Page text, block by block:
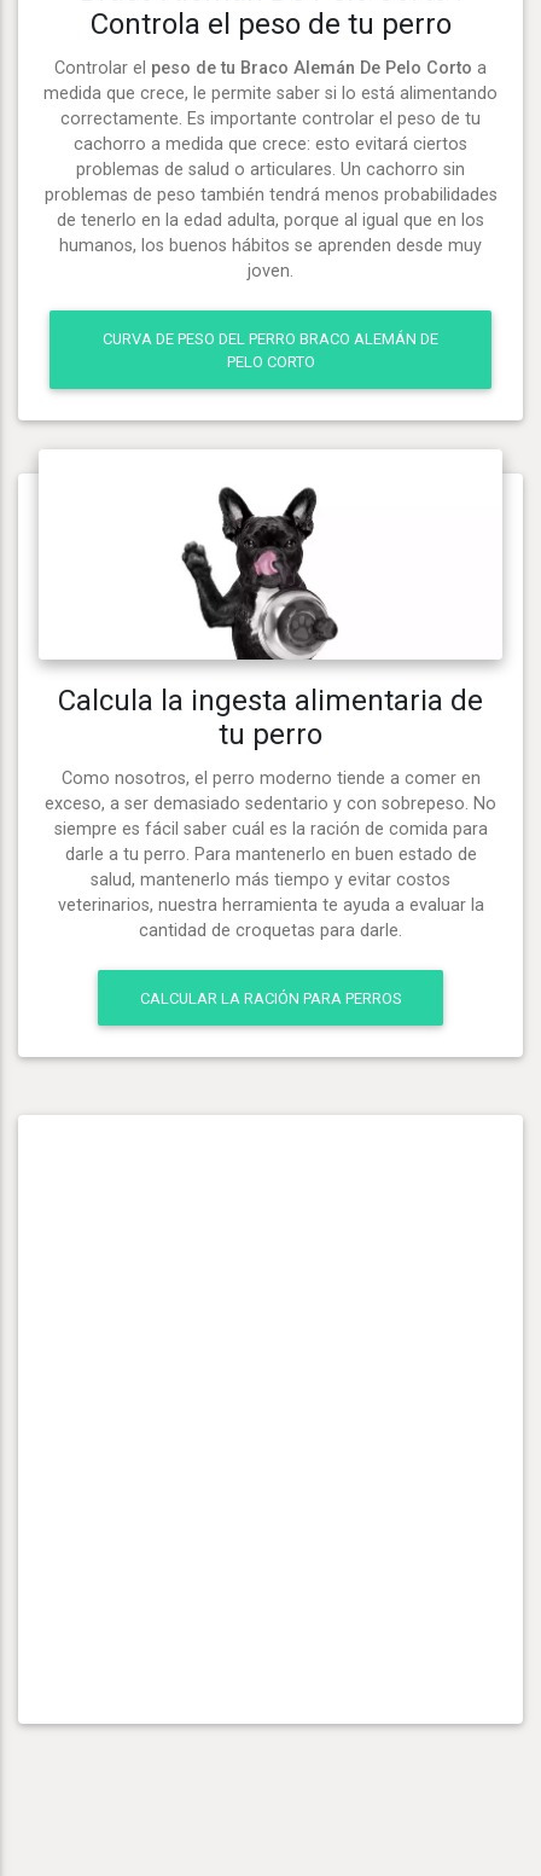
Controla el peso de tu perro
Controlar el peso de tu Braco Alemán De Pelo Corto a
medida que crece, le permite saber si lo está alimentando
correctamente. Es importante controlar el peso de tu
cachorro a medida que crece: esto evitará ciertos
problemas de salud o articulares. Un cachorro sin
problemas de peso también tendrá menos probabilidades
de tenerlo en la edad adulta, porque al igual que en los
humanos, los buenos hábitos se aprenden desde muy
joven.
CURVA DE PESO DEL PERRO BRACO ALEMÁN DE
PELO CORTO
Calcula la ingesta alimentaria de
tu perro
Como nosotros, el perro moderno tiende a comer en
exceso, a ser demasiado sedentario y con sobrepeso. No
siempre es fácil saber cuál es la ración de comida para
darle a tu perro. Para mantenerlo en buen estado de
salud, mantenerlo más tiempo y evitar costos
veterinarios, nuestra herramienta te ayuda a evaluar la
cantidad de croquetas para darle.
CALCULAR LA RACIÓN PARA PERROS